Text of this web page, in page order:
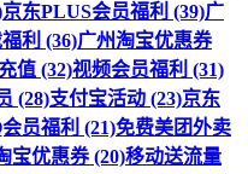
京东PLUS会员福利 (39)广
利 (36)广州淘宝优惠券
值 (32)视频会员福利 (31)
(28)支付宝活动 (23)京东
员福利 (21)免费美团外卖
宝优惠券 (20)移动送流量